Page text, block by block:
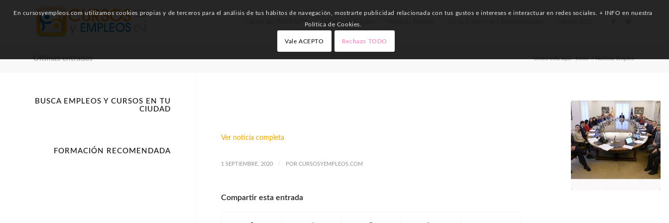
Cursos del INEM SEPE Ofertas de Empleo
Últimas entradas Usted está aquí: Inicio / Noticias Empleo
Ver noticia completa
1 SEPTIEMBRE, 2020 / POR CURSOSYEMPLEOS.COM
Compartir esta entrada
BUSCA EMPLEOS Y CURSOS EN TU
CIUDAD
FORMACIÓN RECOMENDADA
En cursosyempleos.com utilizamos cookies propias y de terceros para el análisis de tus hábitos de navegación, mostrarte publicidad relacionada con tus gustos e intereses e interactuar en redes sociales. + INFO en nuestra
Política de Cookies.
Vale ACEPTO Rechazo TODO